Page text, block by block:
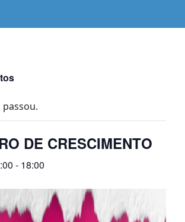
passou.
DE CRESCIMENTO
- 18:00